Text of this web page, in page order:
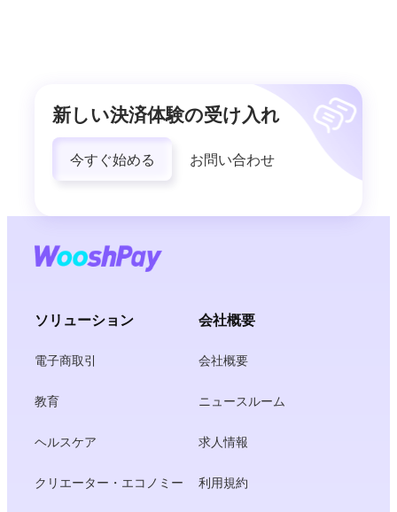
新しい決済体験の受け入れ
今すぐ始める お問い合わせ
ソリューション
電子商取引
教育
ヘルスケア
クリエーター・エコノミー
会社概要
会社概要
ニュースルーム
求人情報
利用規約